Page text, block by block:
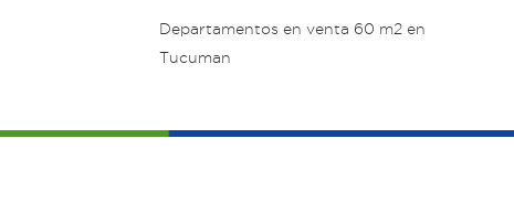
Departamentos en venta 60 m2 en
Tucuman